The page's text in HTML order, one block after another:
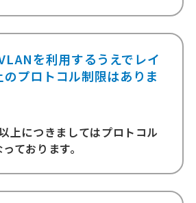
を利用するうえでレイ
のプロトコル制限はありま
上につきましてはプロトコル
ております。